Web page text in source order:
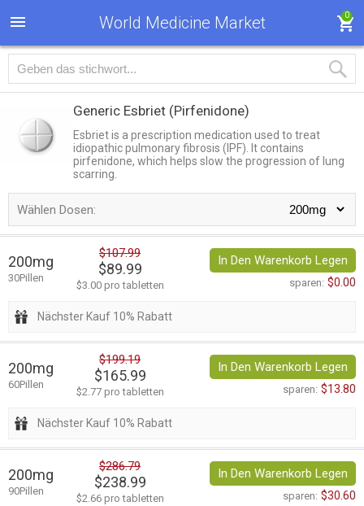
World Medicine Market 0
Generic Esbriet (Pirfenidone)
Esbriet is a prescription medication used to treat
idiopathic pulmonary fibrosis (IPF). It contains
pirfenidone, which helps slow the progression of lung
scarring.
Wählen Dosen:
200mg
30Pillen
$107.99
$89.99
$3.00 pro tabletten
In Den Warenkorb Legen
sparen: $0.00
Nächster Kauf 10% Rabatt
200mg
60Pillen
$199.19
$165.99
$2.77 pro tabletten
In Den Warenkorb Legen
sparen: $13.80
Nächster Kauf 10% Rabatt
200mg
90Pillen
$286.79
$238.99
$2.66 pro tabletten
In Den Warenkorb Legen
sparen: $30.60